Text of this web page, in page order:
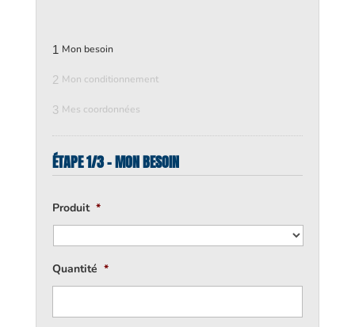
1 Mon besoin
2 Mon conditionnement
3 Mes coordonnées
ÉTAPE 1/3 - MON BESOIN
Produit *
Quantité *